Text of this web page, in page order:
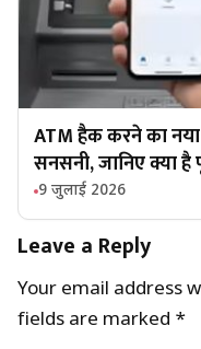
ATM हैक करने का
सनसनी, जानिए क्या है
9 जुलाई 2026
Leave a Reply
Your email address
fields are marked *